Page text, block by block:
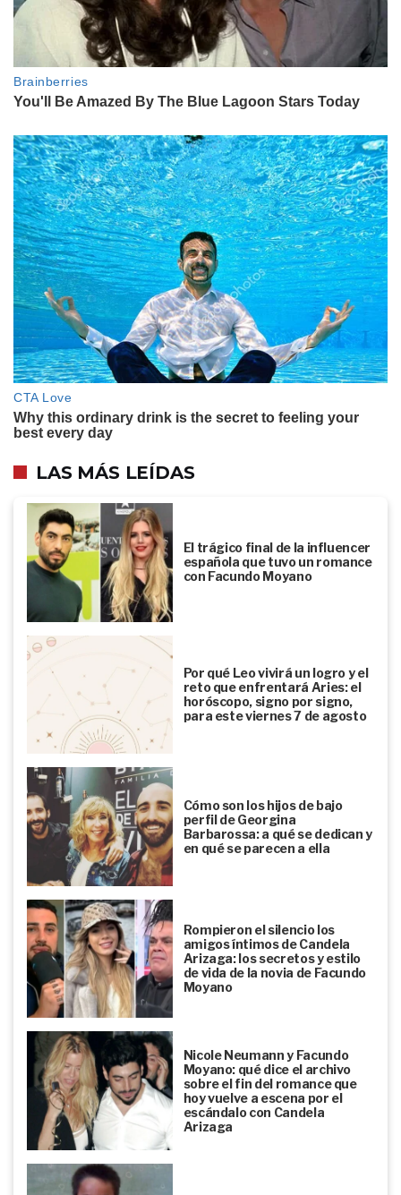
LAS MÁS LEÍDAS
El trágico final de la influencer
española que tuvo un romance
con Facundo Moyano
Por qué Leo vivirá un logro y el
reto que enfrentará Aries: el
horóscopo, signo por signo,
para este viernes 7 de agosto
Cómo son los hijos de bajo
perfil de Georgina
Barbarossa: a qué se dedican y
en qué se parecen a ella
Rompieron el silencio los
amigos íntimos de Candela
Arizaga: los secretos y estilo
de vida de la novia de Facundo
Moyano
Nicole Neumann y Facundo
Moyano: qué dice el archivo
sobre el fin del romance que
hoy vuelve a escena por el
escándalo con Candela
Arizaga